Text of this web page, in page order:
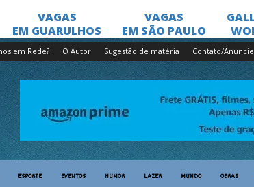
em Rede? O Autor Sugestão de matéria Contato/Anuncie
ESPORTE EVENTOS HUMOR LAZER MUNDO OBRAS